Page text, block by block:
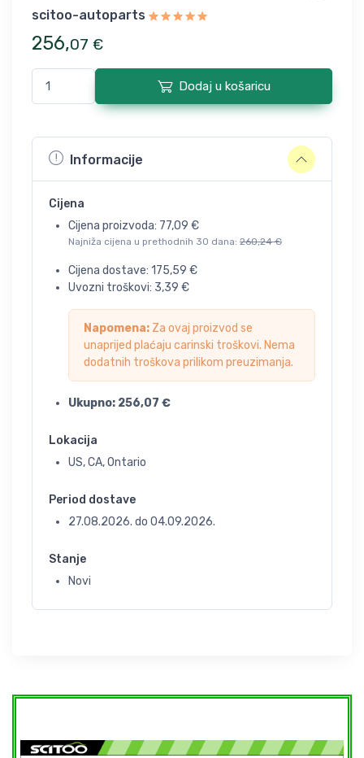
scitoo-autoparts
256,07 €
Dodaj u košaricu
Informacije
Cijena
Cijena proizvoda: 77,09 €
Najniža cijena u prethodnih 30 dana: 260,24 €
Cijena dostave: 175,59 €
Uvozni troškovi: 3,39 €
Napomena: Za ovaj proizvod se
unaprijed plaćaju carinski troškovi. Nema
dodatnih troškova prilikom preuzimanja.
Ukupno: 256,07 €
Lokacija
US, CA, Ontario
Period dostave
27.08.2026. do 04.09.2026.
Stanje
Novi